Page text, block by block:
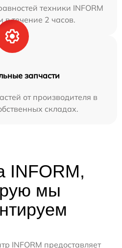
техники INFORM
в течение 2 часов.
запчасти
от производителя в
складах.
INFORM,
мы
INFORM предоставляет